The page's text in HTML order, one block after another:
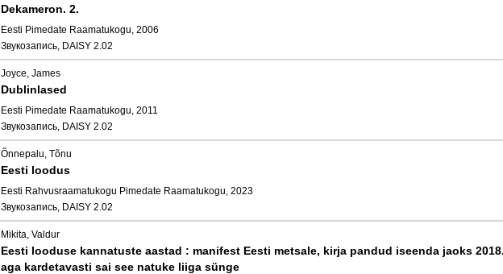
Dekameron. 2.
Eesti Pimedate Raamatukogu, 2006
Звукозапись, DAISY 2.02
Joyce, James
Dublinlased
Eesti Pimedate Raamatukogu, 2011
Звукозапись, DAISY 2.02
Õnnepalu, Tõnu
Eesti loodus
Eesti Rahvusraamatukogu Pimedate Raamatukogu, 2023
Звукозапись, DAISY 2.02
Mikita, Valdur
Eesti looduse kannatuste aastad : manifest Eesti metsale, kirja pandud iseenda jaoks
aga kardetavasti sai see natuke liiga sünge